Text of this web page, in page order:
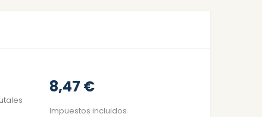
8,47 €
Impuestos incluidos